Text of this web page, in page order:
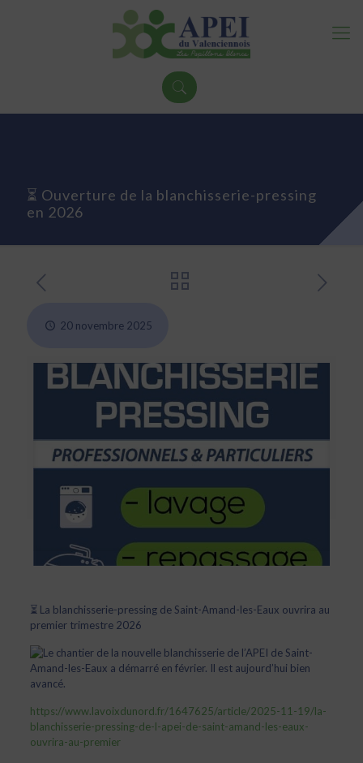
⏳ Ouverture de la blanchisserie-pressing
en 2026
20 novembre 2025
⏳ La blanchisserie-pressing de Saint-Amand-les-Eaux ouvrira au
premier trimestre 2026
https://www.lavoixdunord.fr/1647625/article/2025-11-19/la-
blanchisserie-pressing-de-l-apei-de-saint-amand-les-eaux-
ouvrira-au-premier